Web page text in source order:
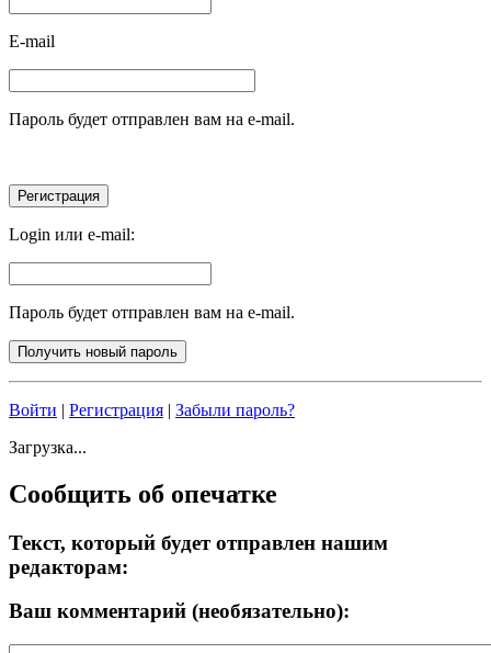
E-mail
Пароль будет отправлен вам на e-mail.
Login или e-mail:
Пароль будет отправлен вам на e-mail.
Войти | Регистрация | Забыли пароль?
Загрузка...
Сообщить об опечатке
Текст, который будет отправлен нашим
редакторам:
Ваш комментарий (необязательно):